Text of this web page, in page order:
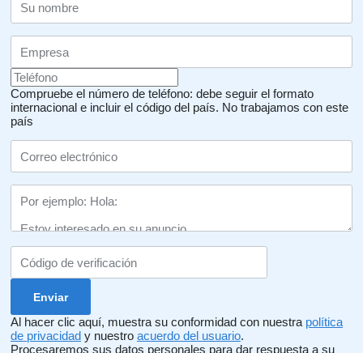
Compruebe el número de teléfono: debe seguir el formato
internacional e incluir el código del país. No trabajamos con este
país
Al hacer clic aquí, muestra su conformidad con nuestra política
de privacidad y nuestro acuerdo del usuario.
Procesaremos sus datos personales para dar respuesta a su